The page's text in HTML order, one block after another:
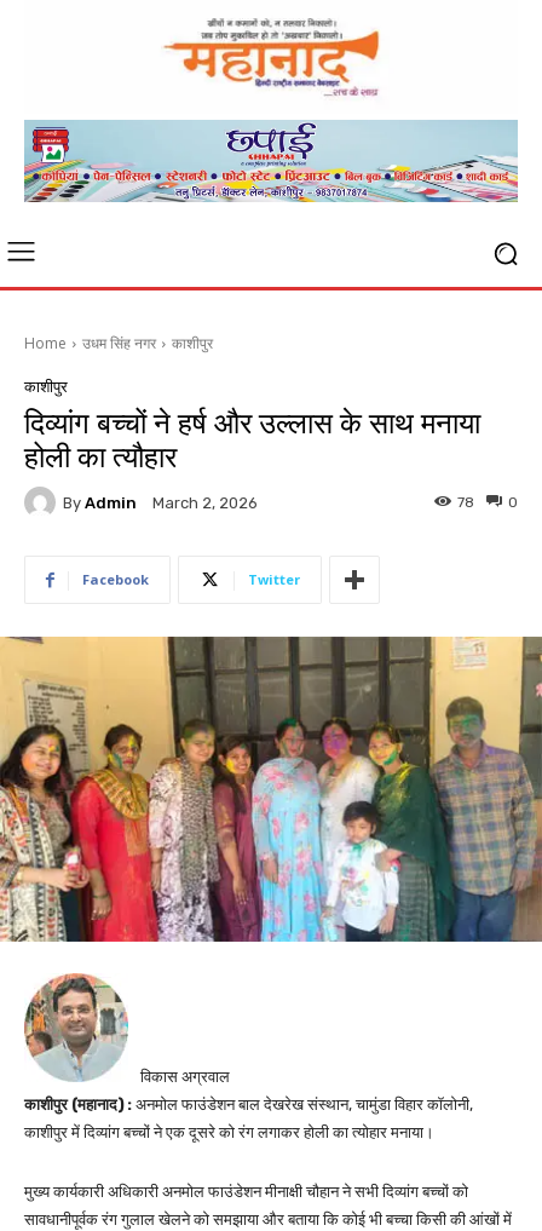
Home उधम सिंह नगर काशीपुर
काशीपुर
दिव्यांग बच्चों ने हर्ष और उल्लास के साथ मनाया
होली का त्यौहार
By Admin March 2, 2026 0
78
Facebook Twitter
विकास अग्रवाल
काशीपुर (महानाद) : अनमोल फाउंडेशन बाल देखरेख संस्थान, चामुंडा विहार कॉलोनी,
काशीपुर में दिव्यांग बच्चों ने एक दूसरे को रंग लगाकर होली का त्योहार मनाया।
मुख्य कार्यकारी अधिकारी अनमोल फाउंडेशन मीनाक्षी चौहान ने सभी दिव्यांग बच्चों को
सावधानीपूर्वक रंग गुलाल खेलने को समझाया और बताया कि कोई भी बच्चा किसी की आंखों में